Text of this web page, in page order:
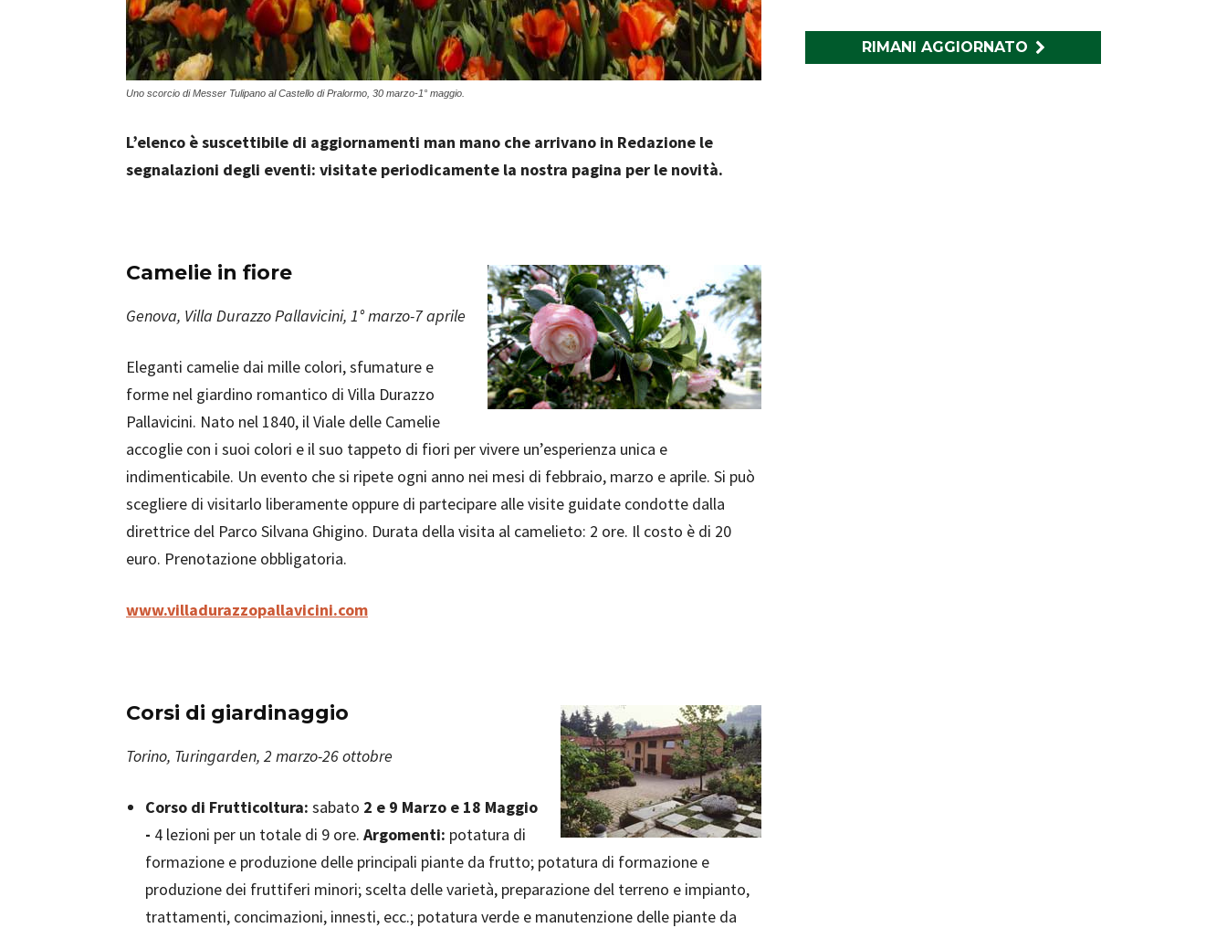
Uno scorcio di Messer Tulipano al Castello di Pralormo, 30 marzo-1° maggio.
L’elenco è suscettibile di aggiornamenti man mano che arrivano in Redazione le
segnalazioni degli eventi: visitate periodicamente la nostra pagina per le novità.
Camelie in fiore
Genova, Villa Durazzo Pallavicini, 1° marzo-7 aprile
Eleganti camelie dai mille colori, sfumature e
forme nel giardino romantico di Villa Durazzo
Pallavicini. Nato nel 1840, il Viale delle Camelie
accoglie con i suoi colori e il suo tappeto di fiori per vivere un’esperienza unica e
indimenticabile. Un evento che si ripete ogni anno nei mesi di febbraio, marzo e aprile. Si può
scegliere di visitarlo liberamente oppure di partecipare alle visite guidate condotte dalla
direttrice del Parco Silvana Ghigino. Durata della visita al camelieto: 2 ore. Il costo è di 20
euro. Prenotazione obbligatoria.
www.villadurazzopallavicini.com
Corsi di giardinaggio
Torino, Turingarden, 2 marzo-26 ottobre
Corso di Frutticoltura: sabato 2 e 9 Marzo e 18 Maggio
- 4 lezioni per un totale di 9 ore. Argomenti: potatura di
formazione e produzione delle principali piante da frutto; potatura di formazione e
produzione dei fruttiferi minori; scelta delle varietà, preparazione del terreno e impianto,
trattamenti, concimazioni, innesti, ecc.; potatura verde e manutenzione delle piante da
RIMANI AGGIORNATO